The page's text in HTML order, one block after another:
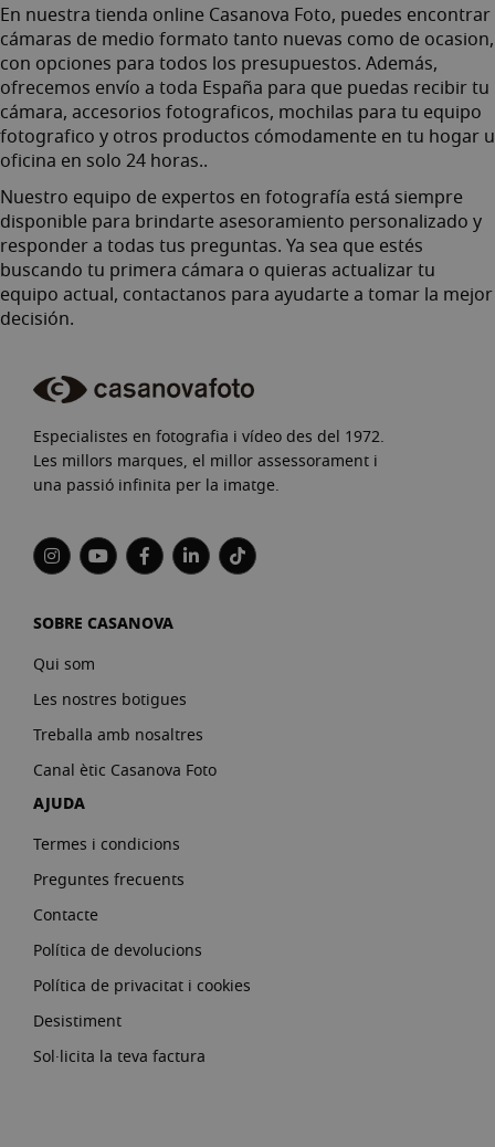
En nuestra tienda online Casanova Foto, puedes encontrar
cámaras de medio formato tanto nuevas como de ocasion,
con opciones para todos los presupuestos. Además,
ofrecemos envío a toda España para que puedas recibir tu
cámara, accesorios fotograficos, mochilas para tu equipo
fotografico y otros productos cómodamente en tu hogar u
oficina en solo 24 horas..
Nuestro equipo de expertos en fotografía está siempre
disponible para brindarte asesoramiento personalizado y
responder a todas tus preguntas. Ya sea que estés
buscando tu primera cámara o quieras actualizar tu
equipo actual, contactanos para ayudarte a tomar la mejor
decisión.
Especialistes en fotografia i vídeo des del 1972.
Les millors marques, el millor assessorament i
una passió infinita per la imatge.
SOBRE CASANOVA
Qui som
Les nostres botigues
Treballa amb nosaltres
Canal ètic Casanova Foto
AJUDA
Termes i condicions
Preguntes frecuents
Contacte
Política de devolucions
Política de privacitat i cookies
Desistiment
Sol·licita la teva factura